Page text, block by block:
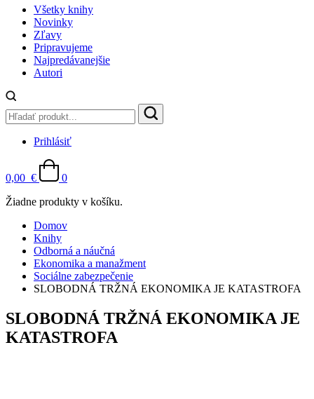
Všetky knihy
Novinky
Zľavy
Pripravujeme
Najpredávanejšie
Autori
Prihlásiť
0,00 €
0
Žiadne produkty v košíku.
Domov
Knihy
Odborná a náučná
Ekonomika a manažment
Sociálne zabezpečenie
SLOBODNÁ TRŽNÁ EKONOMIKA JE KATASTROFA
SLOBODNÁ TRŽNÁ EKONOMIKA JE
KATASTROFA